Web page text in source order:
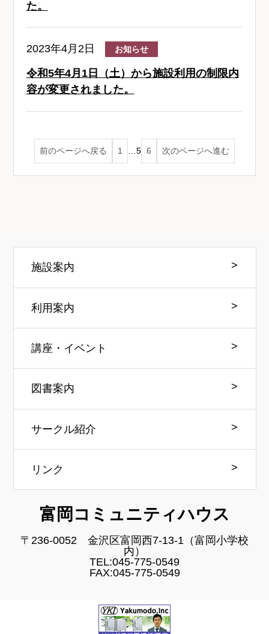
た。
2023年4月2日 お知らせ
令和5年4月1日（土）から施設利用の制限内
容が変更されました。
前のページへ戻る 1 5 6 次のページへ進む
施設案内
利用案内
講座・イベント
図書案内
サークル紹介
リンク
富岡コミュニティハウス
〒236-0052 金沢区富岡西7-13-1（富岡小学校
内）
TEL:045-775-0549
FAX:045-775-0549